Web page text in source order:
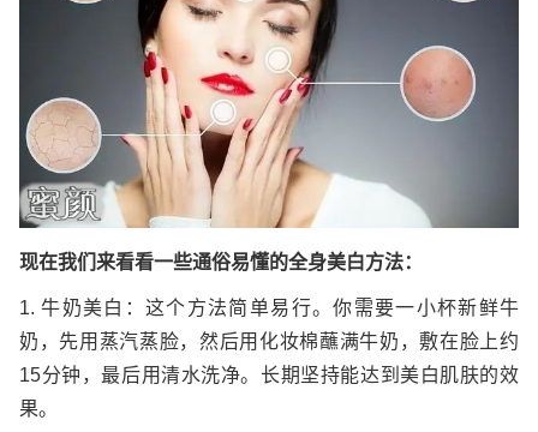
现在我们来看看一些通俗易懂的全身美白方法：
1. 牛奶美白：这个方法简单易行。你需要一小杯新鲜牛
奶，先用蒸汽蒸脸，然后用化妆棉蘸满牛奶，敷在脸上约
15分钟，最后用清水洗净。长期坚持能达到美白肌肤的效
果。